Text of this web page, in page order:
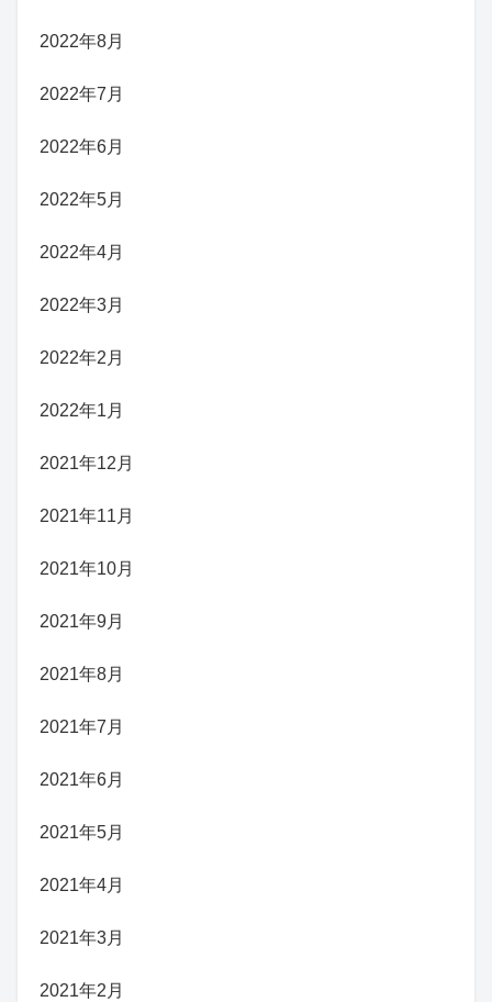
2022年8月
2022年7月
2022年6月
2022年5月
2022年4月
2022年3月
2022年2月
2022年1月
2021年12月
2021年11月
2021年10月
2021年9月
2021年8月
2021年7月
2021年6月
2021年5月
2021年4月
2021年3月
2021年2月